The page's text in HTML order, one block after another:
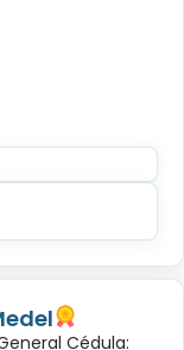
Cédula: